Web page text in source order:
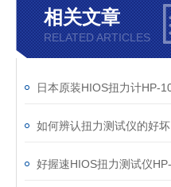
相关文章
RELATED ARTICLES
如何辨认扭力测试仪的好坏